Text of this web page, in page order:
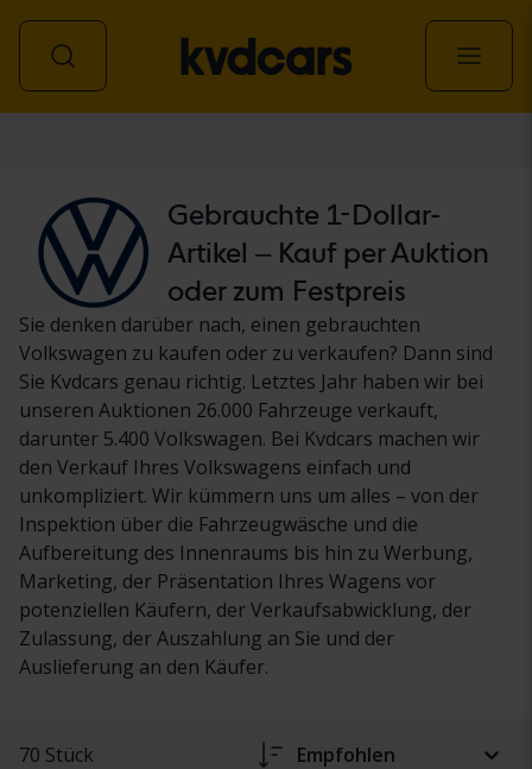
Gebrauchte 1-Dollar-
Artikel – Kauf per Auktion
oder zum Festpreis
Sie denken darüber nach, einen gebrauchten
Volkswagen zu kaufen oder zu verkaufen? Dann sind
Sie Kvdcars genau richtig. Letztes Jahr haben wir bei
unseren Auktionen 26.000 Fahrzeuge verkauft,
darunter 5.400 Volkswagen. Bei Kvdcars machen wir
den Verkauf Ihres Volkswagens einfach und
unkompliziert. Wir kümmern uns um alles – von der
Inspektion über die Fahrzeugwäsche und die
Aufbereitung des Innenraums bis hin zu Werbung,
Marketing, der Präsentation Ihres Wagens vor
potenziellen Käufern, der Verkaufsabwicklung, der
Zulassung, der Auszahlung an Sie und der
Auslieferung an den Käufer.
70 Stück Empfohlen